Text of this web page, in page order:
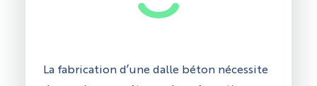
La fabrication d’une dalle béton nécessite